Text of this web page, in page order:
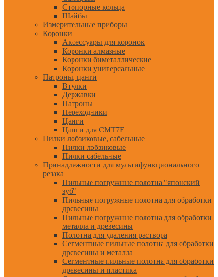
Стопорные кольца
Шайбы
Измерительные приборы
Коронки
Аксессуары для коронок
Коронки алмазные
Коронки биметаллические
Коронки универсальные
Патроны, цанги
Втулки
Державки
Патроны
Переходники
Цанги
Цанги для CMT7E
Пилки лобзиковые, сабельные
Пилки лобзиковые
Пилки сабельные
Принадлежности для мультифункционального
резака
Пильные погружные полотна "японский
зуб"
Пильные погружные полотна для обработки
древесины
Пильные погружные полотна для обработки
металла и древесины
Полотна для удаления раствора
Сегментные пильные полотна для обработки
древесины и металла
Сегментные пильные полотна для обработки
древесины и пластика